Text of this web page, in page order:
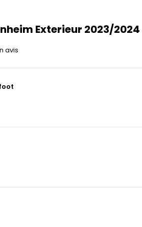
Exterieur 2023/2024
avis